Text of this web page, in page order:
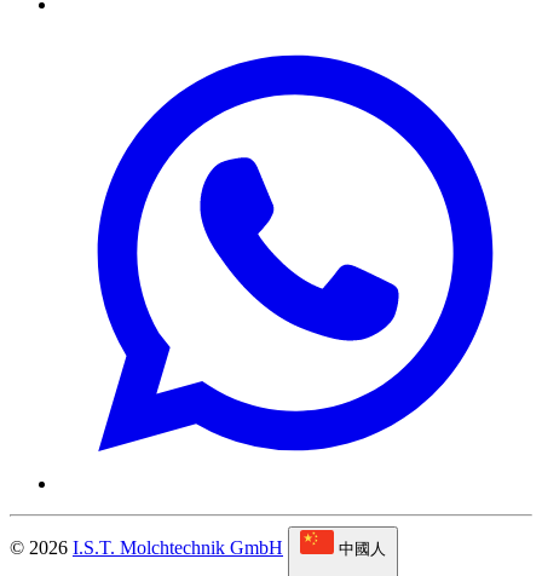
© 2026 I.S.T. Molchtechnik GmbH 中國人